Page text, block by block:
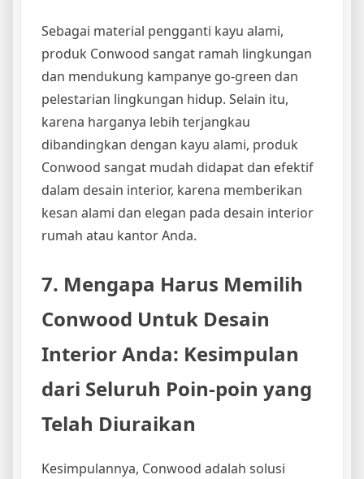
Sebagai material pengganti kayu alami,
produk Conwood sangat ramah lingkungan
dan mendukung kampanye go-green dan
pelestarian lingkungan hidup. Selain itu,
karena harganya lebih terjangkau
dibandingkan dengan kayu alami, produk
Conwood sangat mudah didapat dan efektif
dalam desain interior, karena memberikan
kesan alami dan elegan pada desain interior
rumah atau kantor Anda.
7. Mengapa Harus Memilih
Conwood Untuk Desain
Interior Anda: Kesimpulan
dari Seluruh Poin-poin yang
Telah Diuraikan
Kesimpulannya, Conwood adalah solusi